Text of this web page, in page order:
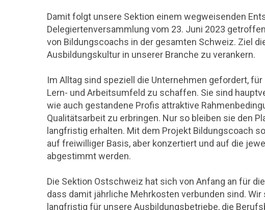
Damit folgt unsere Sektion einem wegweisenden
Delegiertenversammlung vom 23. Juni 2023
von Bildungscoachs in der gesamten Schweiz. Ziel
Ausbildungskultur in unserer Branche zu verankern.
Im Alltag sind speziell die Unternehmen gefordert,
Lern- und Arbeitsumfeld zu schaffen. Sie sind
wie auch gestandene Profis attraktive
Qualitätsarbeit zu erbringen. Nur so bleiben sie den
langfristig erhalten. Mit dem Projekt Bildungscoach
auf freiwilliger Basis, aber konzertiert und auf die
abgestimmt werden.
Die Sektion Ostschweiz hat sich von Anfang an für
dass damit jährliche Mehrkosten verbunden sind.
langfristig für unsere Ausbildungsbetriebe, die